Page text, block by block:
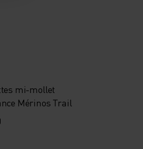
mi-mollet
Mérinos Trail